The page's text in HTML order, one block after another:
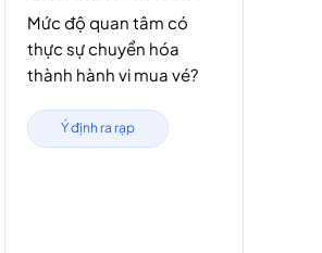
Mức độ quan tâm có
thực sự chuyển hóa
thành hành vi mua vé?
Ý định ra rạp